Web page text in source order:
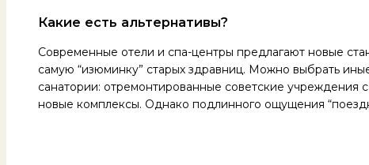
Какие есть альтернативы?
Современные отели и спа-центры предлагают новые
самую “изюминку” старых здравниц. Можно выбрать
санатории: отремонтированные советские учреждения
новые комплексы. Однако подлинного ощущения